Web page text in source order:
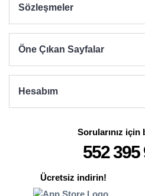
Sözleşmeler
Öne Çıkan Sayfalar
Hesabım
Sorularınız için
552 395
Ücretsiz indirin!